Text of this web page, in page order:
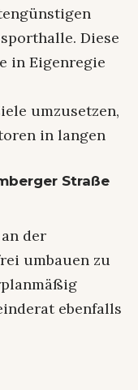
Diese
in Eigenregie
umzusetzen,
in langen
Straße
der
umbauen zu
ebenfalls